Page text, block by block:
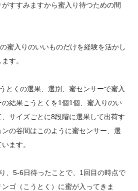
すすみますから蜜入り待つための間
蜜入りのいいものだけを経験を活かし
す。
とくの選果、選別、蜜センサーで蜜入
結果こうとくを1個1個、蜜入りのい
サイズごとに8段階に選果して出荷す
の谷間はこのように蜜センサー、選
ます。
、5-6日待ったことで、1回目の時点で
ゴ（こうとく）に蜜が入ってきま